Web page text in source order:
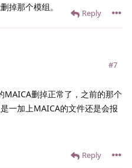
掉那个模组。
Reply
#7
删掉正常了，之前的那个
一加上MAICA的文件还是会报
Reply